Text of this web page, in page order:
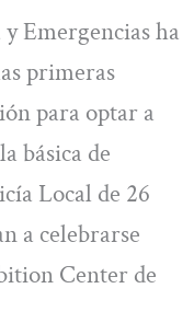
Emergencias ha
primeras
para optar a
básica de
Local de 26
a celebrarse
Center de